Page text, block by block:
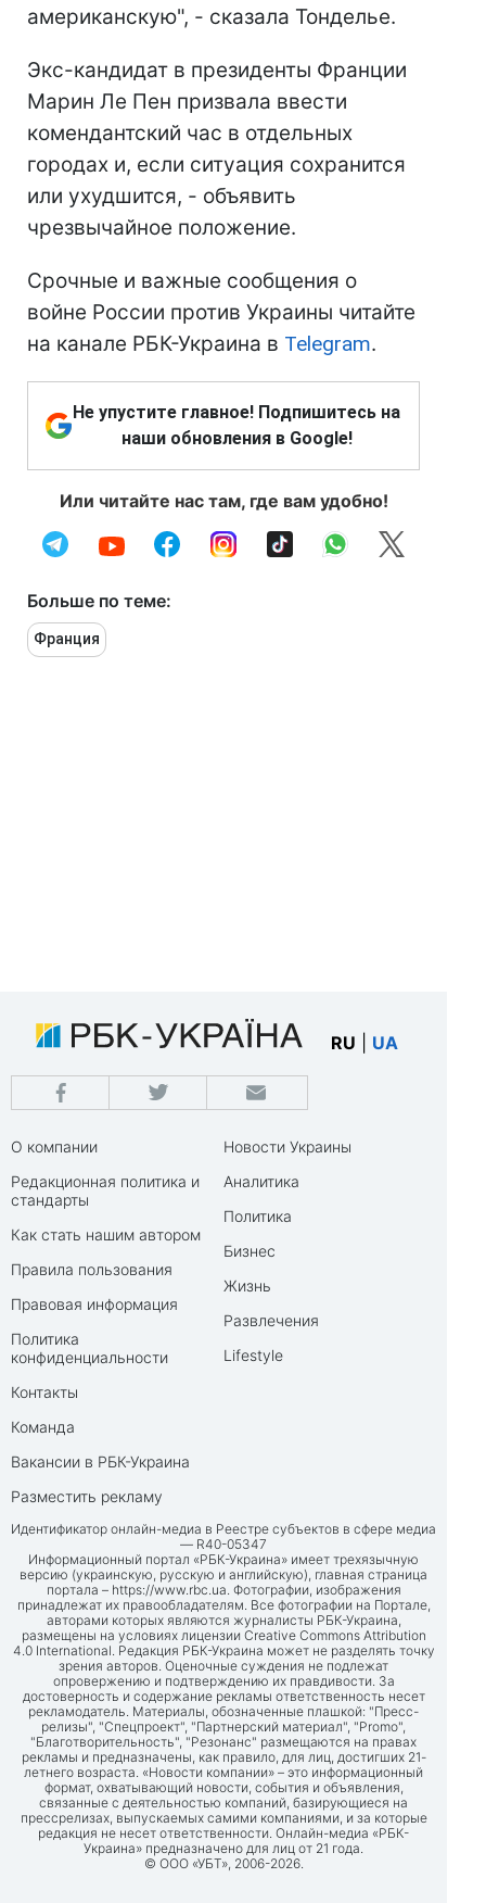
американскую", - сказала Тонделье.
Экс-кандидат в президенты Франции
Марин Ле Пен призвала ввести
комендантский час в отдельных
городах и, если ситуация сохранится
или ухудшится, - объявить
чрезвычайное положение.
Срочные и важные сообщения о
войне России против Украины читайте
на канале РБК-Украина в Telegram.
Не упустите главное! Подпишитесь на
наши обновления в Google!
Или читайте нас там, где вам удобно!
Больше по теме:
Франция
RU UA
О компании
Редакционная политика и
стандарты
Как стать нашим автором
Правила пользования
Правовая информация
Политика
конфиденциальности
Контакты
Команда
Вакансии в РБК-Украина
Разместить рекламу
Новости Украины
Аналитика
Политика
Бизнес
Жизнь
Развлечения
Lifestyle
Идентификатор онлайн-медиа в Реестре субъектов в сфере медиа
— R40-05347
Информационный портал «РБК-Украина» имеет трехязычную
версию (украинскую, русскую и английскую), главная страница
портала – https://www.rbc.ua. Фотографии, изображения
принадлежат их правообладателям. Все фотографии на Портале,
авторами которых являются журналисты РБК-Украина,
размещены на условиях лицензии Creative Commons Attribution
4.0 International. Редакция РБК-Украина может не разделять точку
зрения авторов. Оценочные суждения не подлежат
опровержению и подтверждению их правдивости. За
достоверность и содержание рекламы ответственность несет
рекламодатель. Материалы, обозначенные плашкой: "Пресс-
релизы", "Спецпроект", "Партнерский материал", "Promo",
"Благотворительность", "Резонанс" размещаются на правах
рекламы и предназначены, как правило, для лиц, достигших 21-
летнего возраста. «Новости компании» – это информационный
формат, охватывающий новости, события и объявления,
связанные с деятельностью компаний, базирующиеся на
прессрелизах, выпускаемых самими компаниями, и за которые
редакция не несет ответственности. Онлайн-медиа «РБК-
Украина» предназначено для лиц от 21 года.
© ООО «УБТ», 2006-2026.